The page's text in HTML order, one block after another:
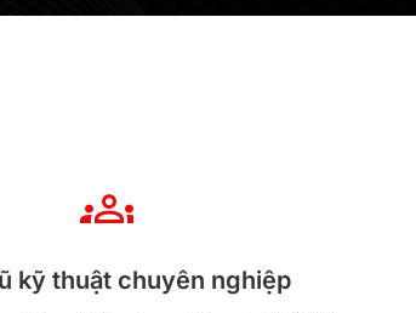
kỹ thuật chuyên nghiệp